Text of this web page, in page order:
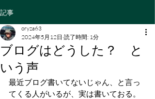
記事
ブログはどうした？ と
いう声
oryza63
2024年5月12日 読了時間: 1分
最近ブログ書いてないじゃん、と言っ
てくる人がいるが、実は書いておる。